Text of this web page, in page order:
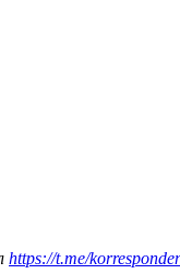
https://t.me/